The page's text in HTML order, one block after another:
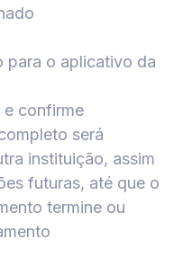
para o aplicativo da
e confirme
será
instituição, assim
futuras, até que o
termine ou